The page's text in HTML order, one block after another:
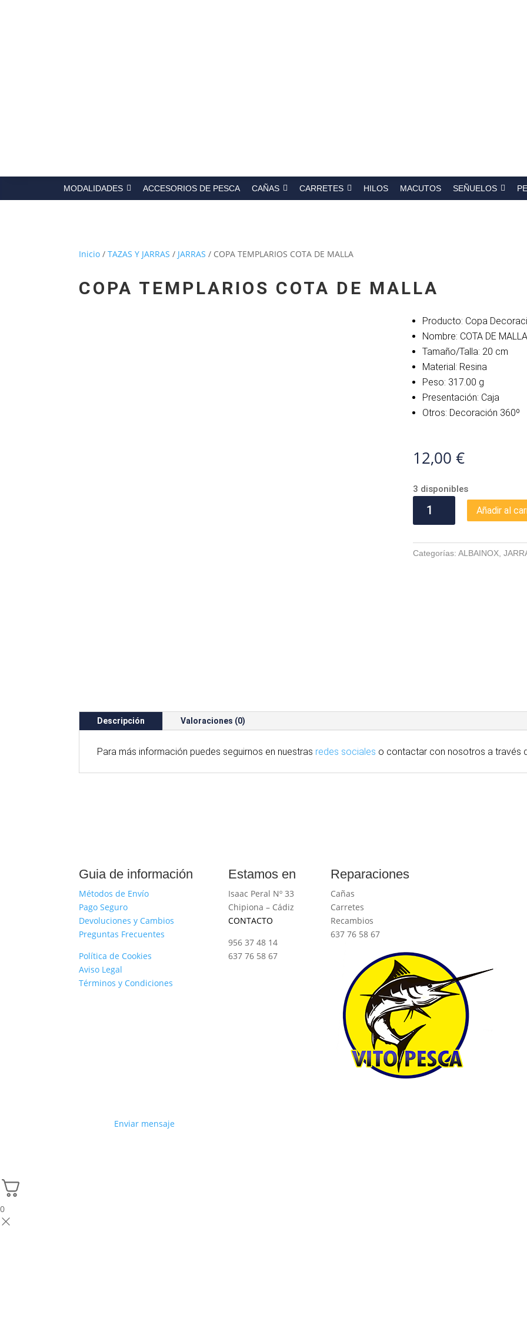
MODALIDADES ACCESORIOS DE PESCA CAÑAS CARRETES HILOS MACUTOS SEÑUELOS
Inicio /TAZAS Y JARRAS / JARRAS / COPA TEMPLARIOS COTA DE MALLA
COPA TEMPLARIOS COTA DE MALLA
Producto: Copa
Nombre: COTA DE MALLA
Tamaño/Talla: 20 cm
Material: Resina
Peso: 317.00 g
Presentación: Caja
Otros: Decoración 360º
12,00 €
3 disponibles
TEMPLARIOS
DE
MALLA
Añadir al
Categorías: ALBAINOX,
Descripción Valoraciones (0)
Para más información puedes seguirnos en nuestras redes sociales o contactar con nosotros a través
Guia de información
Métodos de Envío
Pago Seguro
Devoluciones y Cambios
Preguntas Frecuentes
Política de Cookies
Aviso Legal
Términos y Condiciones
Estamos en
Isaac Peral Nº 33
Chipiona – Cádiz
CONTACTO
956 37 48 14
637 76 58 67
Reparaciones
Cañas
Carretes
Recambios
637 76 58 67
Enviar mensaje
0